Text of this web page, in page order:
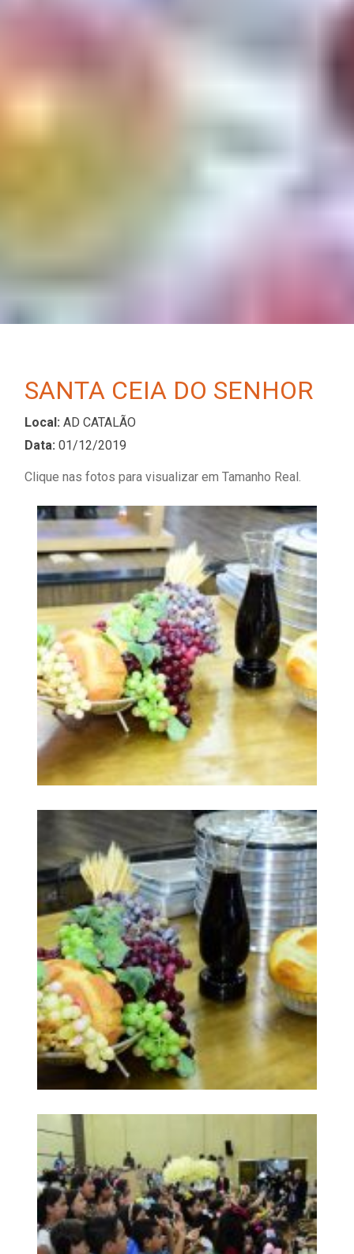
SANTA CEIA DO SENHOR
Local: AD CATALÃO
Data: 01/12/2019
Clique nas fotos para visualizar em Tamanho Real.